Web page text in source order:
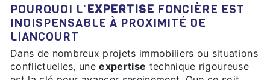
POURQUOI L’EXPERTISE FONCIÈRE EST
INDISPENSABLE À PROXIMITÉ DE
LIANCOURT
Dans de nombreux projets immobiliers ou situations
conflictuelles, uneexpertise technique rigoureuse